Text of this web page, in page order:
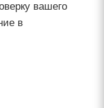
вашего
в